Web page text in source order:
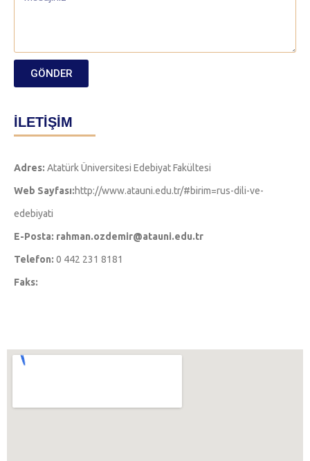
GÖNDER
İLETİŞİM
Adres: Atatürk Üniversitesi Edebiyat Fakültesi
Web Sayfası:http://www.atauni.edu.tr/#birim=rus-dili-ve-
edebiyati
E-Posta: rahman.ozdemir@atauni.edu.tr
Telefon: 0 442 231 8181
Faks: